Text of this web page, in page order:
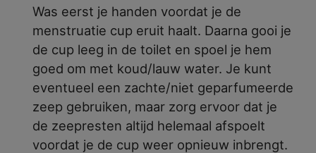
Was eerst je handen voordat je de
menstruatie cup eruit haalt. Daarna gooi je
de cup leeg in de toilet en spoel je hem
goed om met koud/lauw water. Je kunt
eventueel een zachte/niet geparfumeerde
zeep gebruiken, maar zorg ervoor dat je
de zeepresten altijd helemaal afspoelt
voordat je de cup weer opnieuw inbrengt.